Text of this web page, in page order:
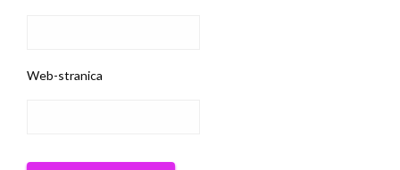
Web-stranica